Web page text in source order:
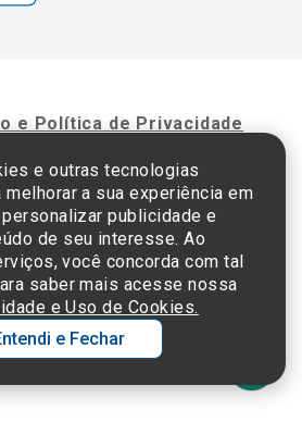
e Política de Privacidade
Israelita -TODOS OS DIREITOS RESERVADOS
Av. Albert Einstein, 627 - Morumbi - São
- SP - 05652-000
e outras tecnologias
a sua experiência em
publicidade e
de seu interesse. Ao
você concorda com tal
saber mais acesse nossa
e Uso de Cookies.
e Fechar